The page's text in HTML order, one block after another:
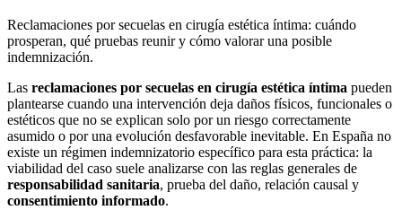
Reclamaciones por secuelas en cirugía estética íntima: cuándo
prosperan, qué pruebas reunir y cómo valorar una posible
indemnización.
Las reclamaciones por secuelas en cirugía estética íntima pueden
plantearse cuando una intervención deja daños físicos, funcionales o
estéticos que no se explican solo por un riesgo correctamente
asumido o por una evolución desfavorable inevitable. En España no
existe un régimen indemnizatorio específico para esta práctica: la
viabilidad del caso suele analizarse con las reglas generales de
responsabilidad sanitaria, prueba del daño, relación causal y
consentimiento informado.